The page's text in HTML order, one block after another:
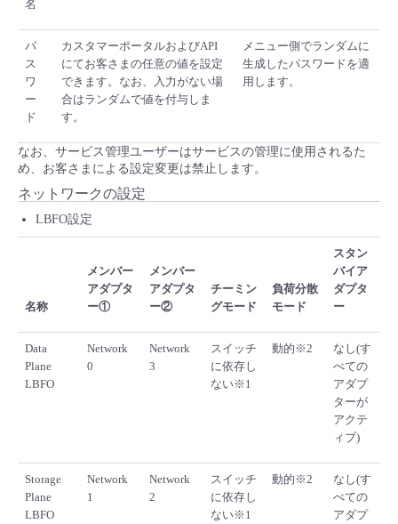
名
パ
ス
ワ
ー
ド
カスタマーポータルおよびAPI
にてお客さまの任意の値を設定
できます。なお、入力がない場
合はランダムで値を付与しま
す。
メニュー側でランダムに
生成したパスワードを適
用します。
なお、サービス管理ユーザーはサービスの管理に使用されるた
め、お客さまによる設定変更は禁止します。
ネットワークの設定
LBFO設定
名称
メンバー
アダプタ
ー①
メンバー
アダプタ
ー②
チーミン
グモード
負荷分散
モード
スタン
バイア
ダプタ
ー
Data
Plane
LBFO
Network
0
Network
3
スイッチ
に依存し
ない※1
動的※2
なし(す
べての
アダプ
ターが
アクテ
ィブ)
Storage
Plane
LBFO
Network
1
Network
2
スイッチ
に依存し
ない※1
動的※2
なし(す
べての
アダプ